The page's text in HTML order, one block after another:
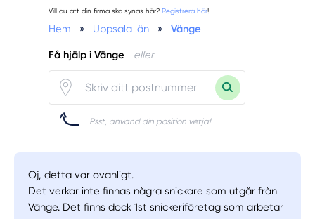
Vill du att din firma ska synas här? Registrera här!
Hem » Uppsala län » Vänge
Få hjälp i Vänge eller
Psst, använd din position vetja!
Oj, detta var ovanligt.
Det verkar inte finnas några snickare som utgår från
Vänge. Det finns dock 1st snickeriföretag som arbetar